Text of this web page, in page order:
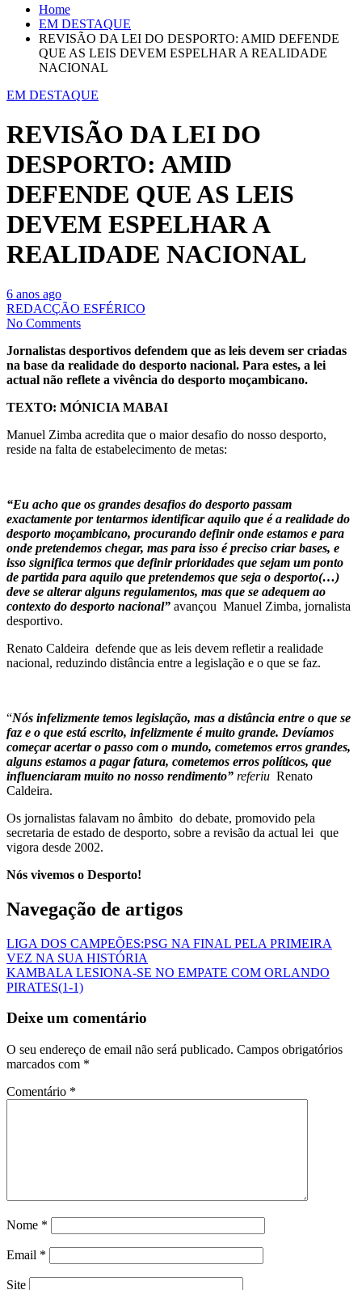
Home
EM DESTAQUE
REVISÃO DA LEI DO DESPORTO: AMID DEFENDE
QUE AS LEIS DEVEM ESPELHAR A REALIDADE
NACIONAL
EM DESTAQUE
REVISÃO DA LEI DO
DESPORTO: AMID
DEFENDE QUE AS LEIS
DEVEM ESPELHAR A
REALIDADE NACIONAL
6 anos ago
REDACÇÃO ESFÉRICO
No Comments
Jornalistas desportivos defendem que as leis devem ser criadas
na base da realidade do desporto nacional. Para estes, a lei
actual não reflete a vivência do desporto moçambicano.
TEXTO: MÓNICIA MABAI
Manuel Zimba acredita que o maior desafio do nosso desporto,
reside na falta de estabelecimento de metas:
“Eu acho que os grandes desafios do desporto passam
exactamente por tentarmos identificar aquilo que é a realidade do
desporto moçambicano, procurando definir onde estamos e para
onde pretendemos chegar, mas para isso é preciso criar bases, e
isso significa termos que definir prioridades que sejam um ponto
de partida para aquilo que pretendemos que seja o desporto(…)
deve se alterar alguns regulamentos, mas que se adequem ao
contexto do desporto nacional” avançou Manuel Zimba, jornalista
desportivo.
Renato Caldeira defende que as leis devem refletir a realidade
nacional, reduzindo distância entre a legislação e o que se faz.
“Nós infelizmente temos legislação, mas a distância entre o que se
faz e o que está escrito, infelizmente é muito grande. Devíamos
começar acertar o passo com o mundo, cometemos erros grandes,
alguns estamos a pagar fatura, cometemos erros políticos, que
influenciaram muito no nosso rendimento” referiu Renato
Caldeira.
Os jornalistas falavam no âmbito do debate, promovido pela
secretaria de estado de desporto, sobre a revisão da actual lei que
vigora desde 2002.
Nós vivemos o Desporto!
Navegação de artigos
LIGA DOS CAMPEÕES:PSG NA FINAL PELA PRIMEIRA
VEZ NA SUA HISTÓRIA
KAMBALA LESIONA-SE NO EMPATE COM ORLANDO
PIRATES(1-1)
Deixe um comentário
O seu endereço de email não será publicado. Campos obrigatórios
marcados com *
Comentário *
Nome *
Email *
Site